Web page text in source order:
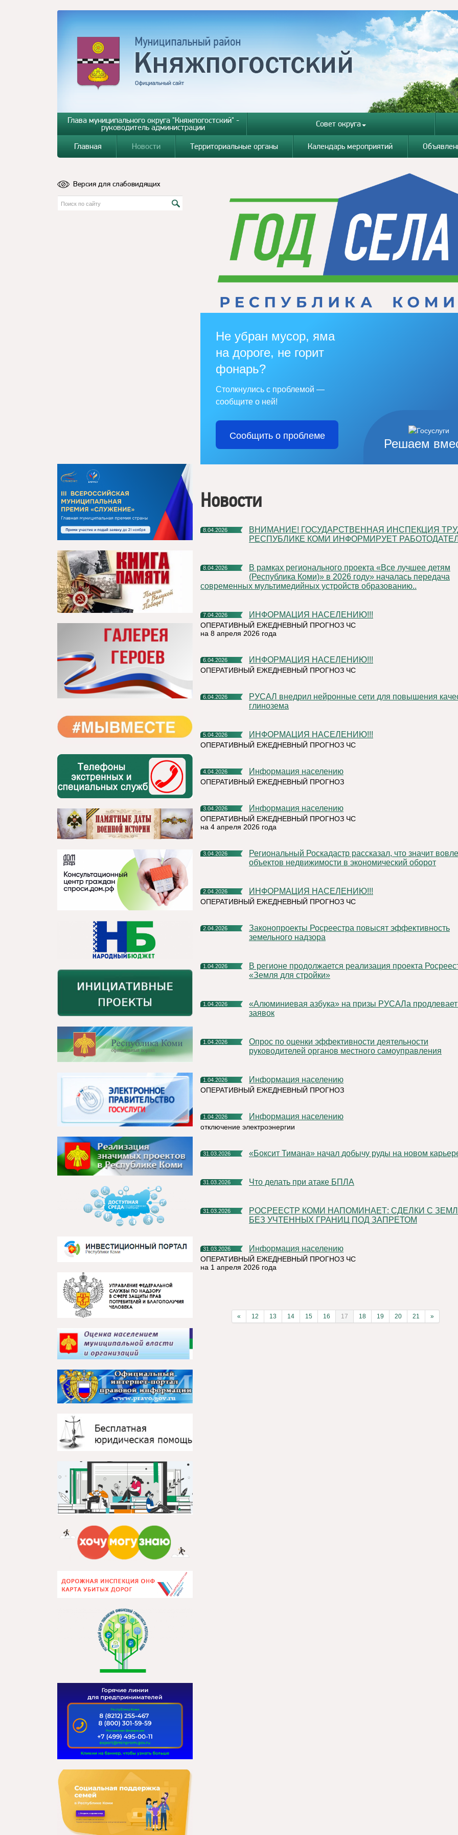
Глава муниципального округа "Княжпогостский" -
руководитель администрации Совет округа
Главная Новости Территориальные органы Календарь мероприятий
Версия для слабовидящих
Решаем
Не убран мусор, яма
на дороге, не горит
фонарь?
Столкнулись с проблемой —
сообщите о ней!
Сообщить о проблеме
Новости
8.04.2026
ВНИМАНИЕ! ГОСУДАРСТВЕННАЯ ИНСПЕКЦИЯ ТРУДА В
РЕСПУБЛИКЕ КОМИ ИНФОРМИРУЕТ
8.04.2026
В рамках регионального проекта «Все лучшее детям
(Республика Коми)» в 2026 году» началась передача
современных мультимедийных устройств образованию..
7.04.2026 ИНФОРМАЦИЯ НАСЕЛЕНИЮ!!!
ОПЕРАТИВНЫЙ ЕЖЕДНЕВНЫЙ ПРОГНОЗ ЧС
на 8 апреля 2026 года
6.04.2026 ИНФОРМАЦИЯ НАСЕЛЕНИЮ!!!
ОПЕРАТИВНЫЙ ЕЖЕДНЕВНЫЙ ПРОГНОЗ ЧС
6.04.2026
РУСАЛ внедрил нейронные сети для повышения качества
глинозема
5.04.2026 ИНФОРМАЦИЯ НАСЕЛЕНИЮ!!!
ОПЕРАТИВНЫЙ ЕЖЕДНЕВНЫЙ ПРОГНОЗ ЧС
4.04.2026 Информация населению
ОПЕРАТИВНЫЙ ЕЖЕДНЕВНЫЙ ПРОГНОЗ
3.04.2026 Информация населению
ОПЕРАТИВНЫЙ ЕЖЕДНЕВНЫЙ ПРОГНОЗ ЧС
на 4 апреля 2026 года
3.04.2026
Региональный Роскадастр рассказал, что значит вовлечение
объектов недвижимости в экономический оборот
2.04.2026 ИНФОРМАЦИЯ НАСЕЛЕНИЮ!!!
ОПЕРАТИВНЫЙ ЕЖЕДНЕВНЫЙ ПРОГНОЗ ЧС
2.04.2026
Законопроекты Росреестра повысят эффективность
земельного надзора
1.04.2026
В регионе продолжается реализация проекта Росреестра
«Земля для стройки»
1.04.2026
«Алюминиевая азбука» на призы РУСАЛа продлевает прием
заявок
1.04.2026
Опрос по оценки эффективности деятельности
руководителей органов местного самоуправления
1.04.2026 Информация населению
ОПЕРАТИВНЫЙ ЕЖЕДНЕВНЫЙ ПРОГНОЗ
1.04.2026 Информация населению
отключение электроэнергии
31.03.2026 «Боксит Тимана» начал добычу руды на новом
31.03.2026 Что делать при атаке БПЛА
31.03.2026
РОСРЕЕСТР КОМИ НАПОМИНАЕТ: СДЕЛКИ С ЗЕМЛЕЙ
БЕЗ УЧТЕННЫХ ГРАНИЦ ПОД ЗАПРЕТОМ
31.03.2026 Информация населению
ОПЕРАТИВНЫЙ ЕЖЕДНЕВНЫЙ ПРОГНОЗ ЧС
на 1 апреля 2026 года
« 12 13 14 15 16 17 18 19 20 21 »